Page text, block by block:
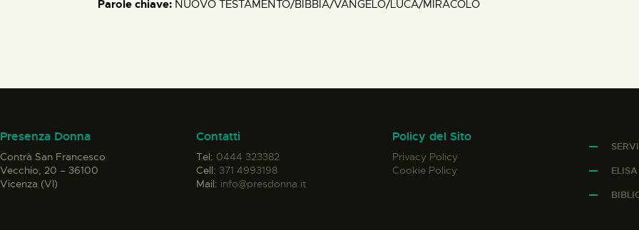
Parole chiave: NUOVO TESTAMENTO/BIBBIA/VANGELO/LUCA/MIRACOLO
Presenza Donna
Contrà San Francesco
Vecchio, 20 – 36100
Vicenza (VI)
Contatti
Tel: 0444 323382
Cell: 371 4993198
Mail: info@presdonna.it
Policy del Sito
Privacy Policy
Cookie Policy